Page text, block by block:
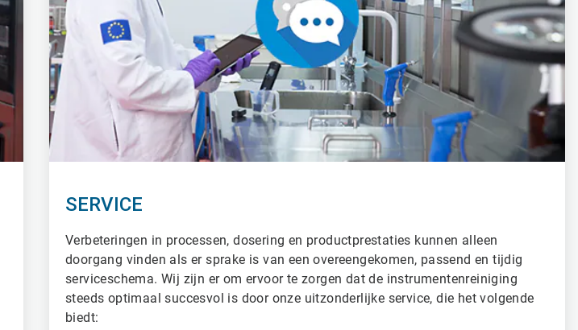
SERVICE
Verbeteringen in processen, dosering en productprestaties kunnen alleen
doorgang vinden als er sprake is van een overeengekomen, passend en tijdig
serviceschema. Wij zijn er om ervoor te zorgen dat de instrumentenreiniging
steeds optimaal succesvol is door onze uitzonderlijke service, die het volgende
biedt: